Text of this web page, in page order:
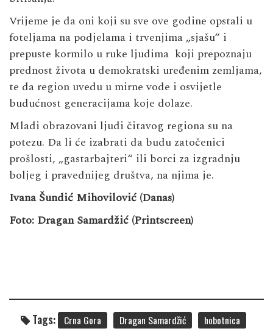
Vrijeme je da oni koji su sve ove godine opstali u
foteljama na podjelama i trvenjima „sjašu“ i
prepuste kormilo u ruke ljudima koji prepoznaju
prednost života u demokratski uređenim zemljama,
te da region uvedu u mirne vode i osvijetle
budućnost generacijama koje dolaze.
Mladi obrazovani ljudi čitavog regiona su na
potezu. Da li će izabrati da budu zatočenici
prošlosti, „gastarbajteri“ ili borci za izgradnju
boljeg i pravednijeg društva, na njima je.
Ivana Šundić Mihovilović (Danas)
Foto: Dragan Samardžić (Printscreen)
Tags: Crna Gora Dragan Samardžić
hobotnica